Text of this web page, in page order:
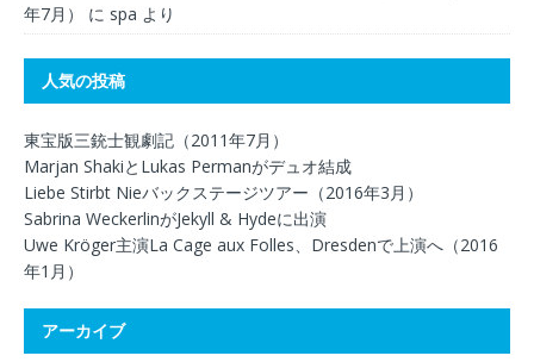
年7月）
に spa より
人気の投稿
東宝版三銃士観劇記（2011年7月）
Marjan ShakiとLukas Permanがデュオ結成
Liebe Stirbt Nieバックステージツアー（2016年3月）
Sabrina WeckerlinがJekyll & Hydeに出演
Uwe Kröger主演La Cage aux Folles、Dresdenで上演へ（2016
年1月）
アーカイブ